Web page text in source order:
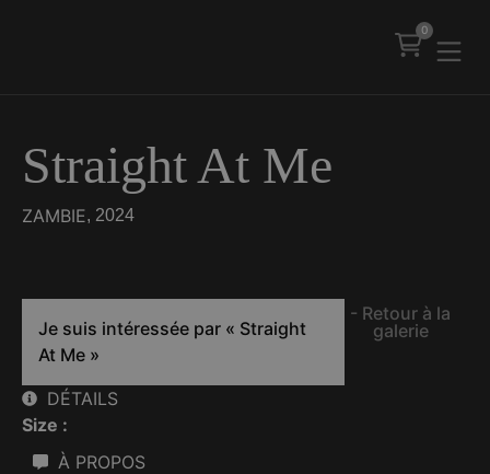
0
Straight At Me
ZAMBIE, 2024
Je suis intéressée par « Straight
At Me »
- Retour à la
galerie
DÉTAILS
Size :
À PROPOS